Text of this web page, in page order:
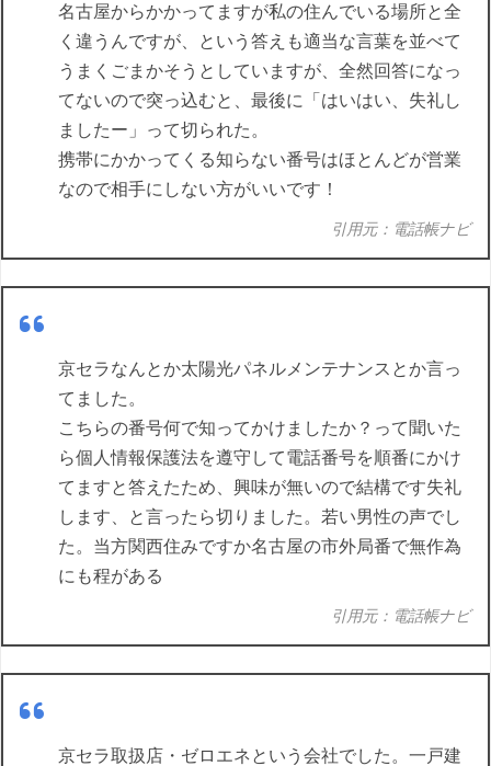
名古屋からかかってますが私の住んでいる場所と全
く違うんですが、という答えも適当な言葉を並べて
うまくごまかそうとしていますが、全然回答になっ
てないので突っ込むと、最後に「はいはい、失礼し
ましたー」って切られた。
携帯にかかってくる知らない番号はほとんどが営業
なので相手にしない方がいいです！
引用元：電話帳ナビ
京セラなんとか太陽光パネルメンテナンスとか言っ
てました。
こちらの番号何で知ってかけましたか？って聞いた
ら個人情報保護法を遵守して電話番号を順番にかけ
てますと答えたため、興味が無いので結構です失礼
します、と言ったら切りました。若い男性の声でし
た。当方関西住みですか名古屋の市外局番で無作為
にも程がある
引用元：電話帳ナビ
京セラ取扱店・ゼロエネという会社でした。一戸建